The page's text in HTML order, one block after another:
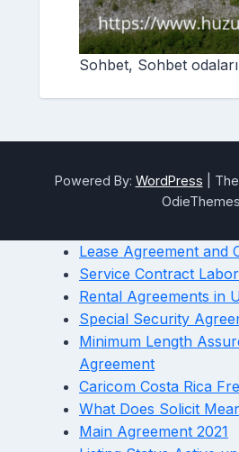
Sohbet, Sohbet
Powered By: WordPress
OdieThemes
Lease Agreement and
Service Contract
Rental Agreements in
Special Security
Minimum Length
Agreement
Caricom Costa Rica
What Does Solicit
Main Agreement 2021